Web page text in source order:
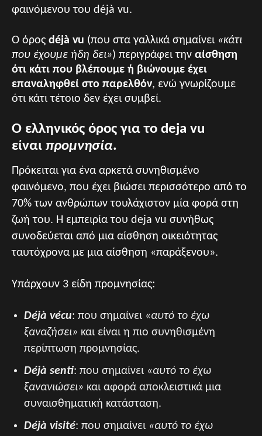
φαινόμενου του déjà vu.
Ο όρος déjà vu (που στα γαλλικά σημαίνει «κάτι
που έχουμε ήδη δει») περιγράφει την αίσθηση
ότι κάτι που βλέπουμε ή βιώνουμε έχει
επαναληφθεί στο παρελθόν, ενώ γνωρίζουμε
ότι κάτι τέτοιο δεν έχει συμβεί.
Ο ελληνικός όρος για το deja vu
είναι προμνησία.
Πρόκειται για ένα αρκετά συνηθισμένο
φαινόμενο, που έχει βιώσει περισσότερο από το
70% των ανθρώπων τουλάχιστον μία φορά στη
ζωή του. Η εμπειρία του deja vu συνήθως
συνοδεύεται από μια αίσθηση οικειότητας
ταυτόχρονα με μια αίσθηση «παράξενου».
Υπάρχουν 3 είδη προμνησίας:
Déjà vécu: που σημαίνει «αυτό το έχω
ξαναζήσει» και είναι η πιο συνηθισμένη
περίπτωση προμνησίας.
Déjà senti: που σημαίνει «αυτό το έχω
ξανανιώσει» και αφορά αποκλειστικά μια
συναισθηματική κατάσταση.
Déjà visité: που σημαίνει «αυτό το έχω